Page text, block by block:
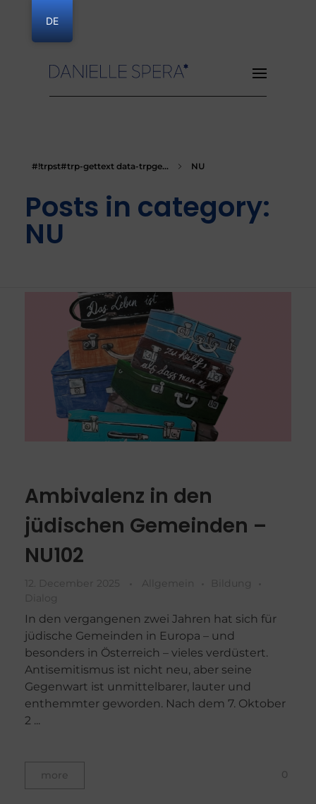
#!trpst#trp-gettext data-trpge... NU
Posts in category:
NU
Ambivalenz in den
jüdischen Gemeinden –
NU102
12. December 2025 Allgemein
Bildung
Dialog
In den vergangenen zwei Jahren hat sich für
jüdische Gemeinden in Europa – und
besonders in Österreich – vieles verdüstert.
Antisemitismus ist nicht neu, aber seine
Gegenwart ist unmittelbarer, lauter und
enthemmter geworden. Nach dem 7. Oktober
2 ...
more 0
DE